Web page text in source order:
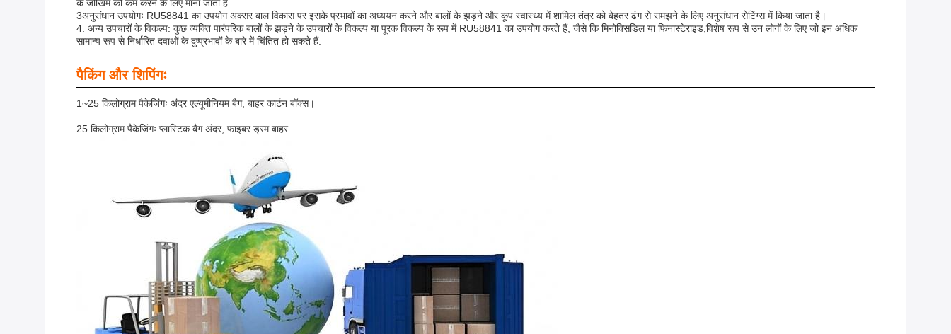
के जोखिम को कम करने के लिए माना जाता है.
3अनुसंधान उपयोगः RU58841 का उपयोग अक्सर बाल विकास पर इसके प्रभावों का अध्ययन करने और बालों के झड़ने और कूप स्वास्थ्य में शामिल तंत्र को बेहतर ढंग से समझने के लिए अनुसंधान सेटिंग्स में किया जाता है।
4. अन्य उपचारों के विकल्प: कुछ व्यक्ति पारंपरिक बालों के झड़ने के उपचारों के विकल्प या पूरक विकल्प के रूप में RU58841 का उपयोग करते हैं, जैसे कि मिनोक्सिडिल या फिनास्टेराइड,विशेष रूप से उन लोगों के लिए जो इन अधिक
सामान्य रूप से निर्धारित दवाओं के दुष्प्रभावों के बारे में चिंतित हो सकते हैं.
पैकिंग और शिपिंगः
1~25 किलोग्राम पैकेजिंगः अंदर एल्यूमीनियम बैग, बाहर कार्टन बॉक्स।
25 किलोग्राम पैकेजिंगः प्लास्टिक बैग अंदर, फाइबर ड्रम बाहर